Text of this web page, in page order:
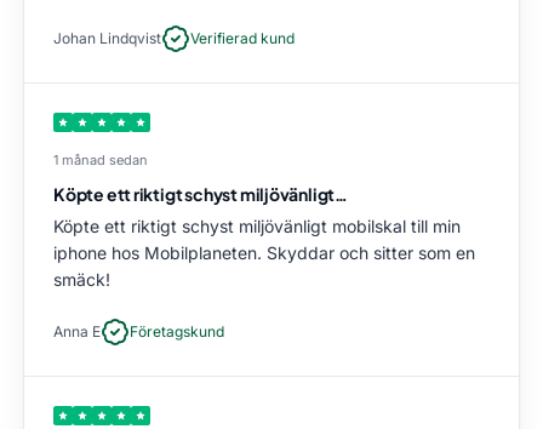
Johan Lindqvist Verifierad kund
1 månad sedan
Köpte ett riktigt schyst miljövänligt…
Köpte ett riktigt schyst miljövänligt mobilskal till min
iphone hos Mobilplaneten. Skyddar och sitter som en
smäck!
Anna E Företagskund